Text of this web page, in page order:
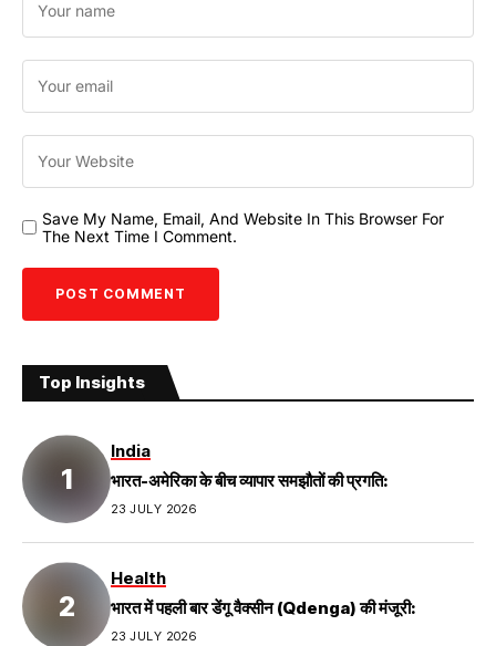
Save My Name, Email, And Website In This Browser For
The Next Time I Comment.
Top Insights
India
भारत-अमेरिका के बीच व्यापार समझौतों की प्रगति:
23 JULY 2026
Health
भारत में पहली बार डेंगू वैक्सीन (Qdenga) की मंजूरी:
23 JULY 2026